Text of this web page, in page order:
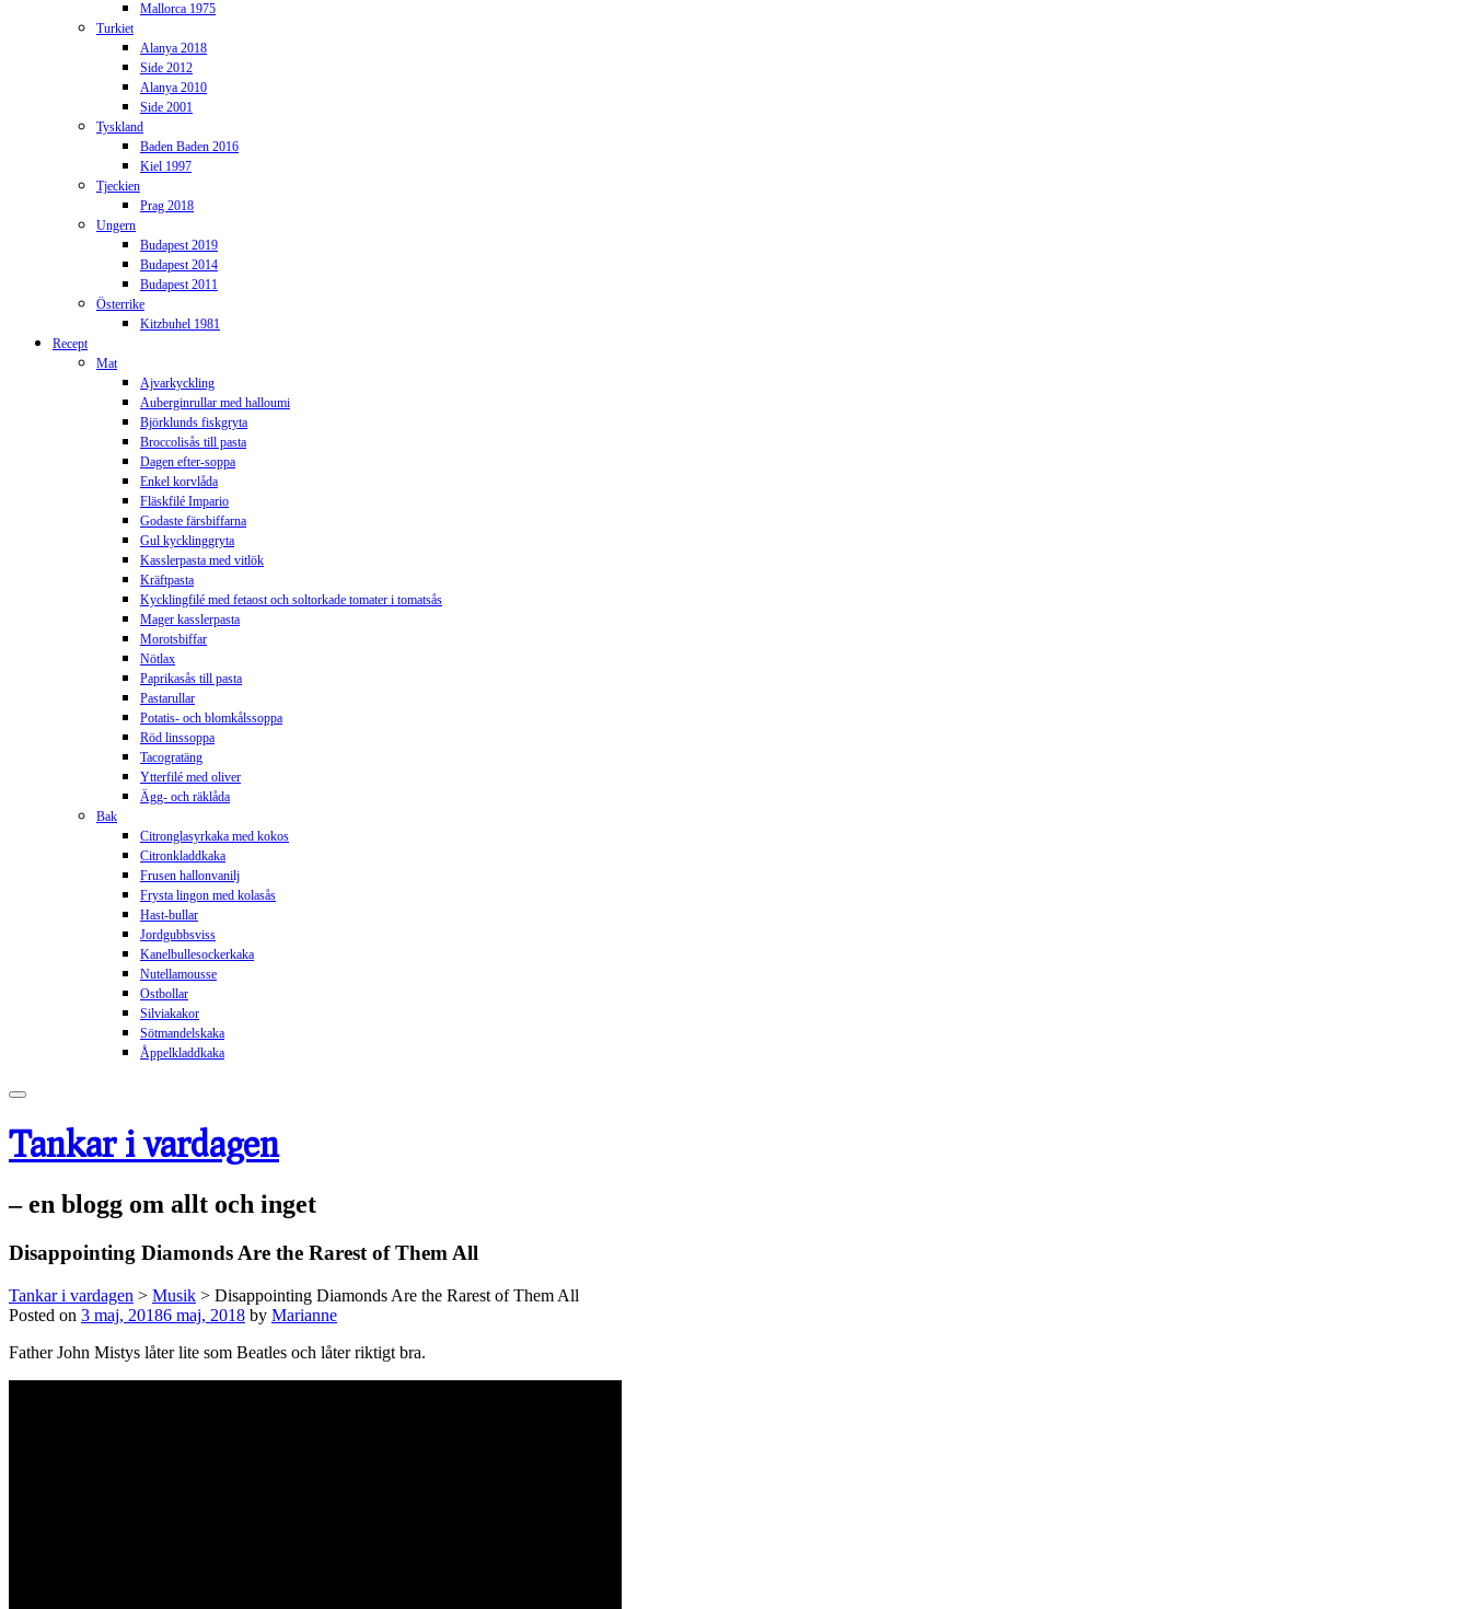
Mallorca 1975
Turkiet
Alanya 2018
Side 2012
Alanya 2010
Side 2001
Tyskland
Baden Baden 2016
Kiel 1997
Tjeckien
Prag 2018
Ungern
Budapest 2019
Budapest 2014
Budapest 2011
Österrike
Kitzbuhel 1981
Recept
Mat
Ajvarkyckling
Auberginrullar med halloumi
Björklunds fiskgryta
Broccolisås till pasta
Dagen efter-soppa
Enkel korvlåda
Fläskfilé Impario
Godaste färsbiffarna
Gul kycklinggryta
Kasslerpasta med vitlök
Kräftpasta
Kycklingfilé med fetaost och soltorkade tomater i tomatsås
Mager kasslerpasta
Morotsbiffar
Nötlax
Paprikasås till pasta
Pastarullar
Potatis- och blomkålssoppa
Röd linssoppa
Tacogratäng
Ytterfilé med oliver
Ägg- och räklåda
Bak
Citronglasyrkaka med kokos
Citronkladdkaka
Frusen hallonvanilj
Frysta lingon med kolasås
Hast-bullar
Jordgubbsviss
Kanelbullesockerkaka
Nutellamousse
Ostbollar
Silviakakor
Sötmandelskaka
Åppelkladdkaka
Tankar i vardagen
– en blogg om allt och inget
Disappointing Diamonds Are the Rarest of Them All
Tankar i vardagen > Musik > Disappointing Diamonds Are the Rarest of Them All
Posted on 3 maj, 20186 maj, 2018 by Marianne
Father John Mistys låter lite som Beatles och låter riktigt bra.